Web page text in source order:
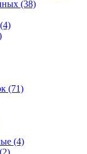
(38)
(71)
(4)